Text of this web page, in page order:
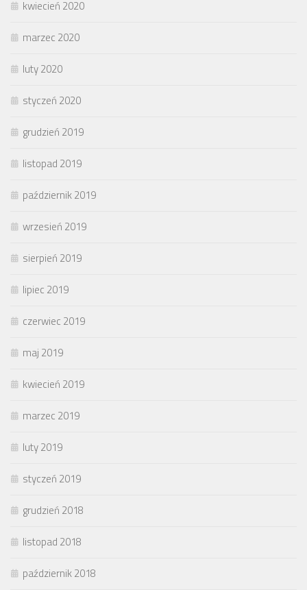
kwiecień 2020
marzec 2020
luty 2020
styczeń 2020
grudzień 2019
listopad 2019
październik 2019
wrzesień 2019
sierpień 2019
lipiec 2019
czerwiec 2019
maj 2019
kwiecień 2019
marzec 2019
luty 2019
styczeń 2019
grudzień 2018
listopad 2018
październik 2018